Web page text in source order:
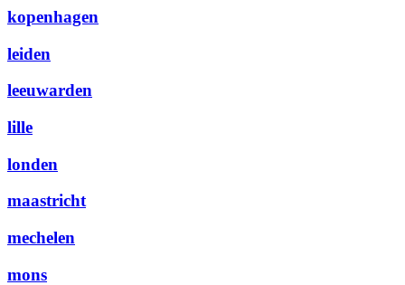
kopenhagen
leiden
leeuwarden
lille
londen
maastricht
mechelen
mons